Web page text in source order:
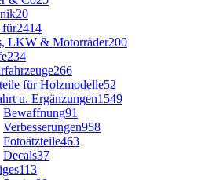
20
für2414
LKW & Motorräder200
234
266
für Holzmodelle52
u. Ergänzungen1549
Bewaffnung91
Verbesserungen958
Fotoätzteile463
Decals37
113